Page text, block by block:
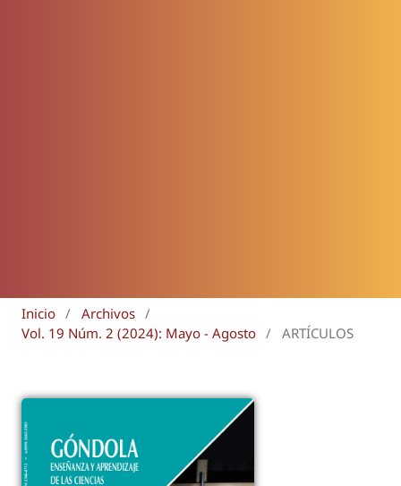
Inicio / Archivos /
Vol. 19 Núm. 2 (2024): Mayo - Agosto / ARTÍCULOS